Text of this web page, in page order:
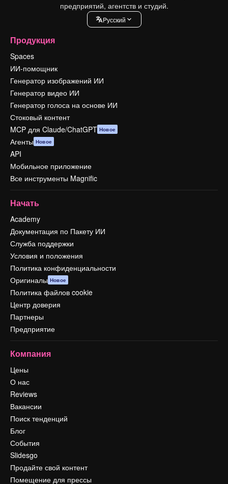
предприятий, агентств и студий.
Pусский
Продукция
Spaces
ИИ-помощник
Генератор изображений ИИ
Генератор видео ИИ
Генератор голоса на основе ИИ
Стоковый контент
MCP для Claude/ChatGPT Новое
Агенты Новое
API
Мобильное приложение
Все инструменты Magnific
Начать
Academy
Документация по Пакету ИИ
Служба поддержки
Условия и положения
Политика конфиденциальности
Оригиналы Новое
Политика файлов cookie
Центр доверия
Партнеры
Предприятие
Компания
Цены
О нас
Reviews
Вакансии
Поиск тенденций
Блог
События
Slidesgo
Продайте свой контент
Помещение для прессы